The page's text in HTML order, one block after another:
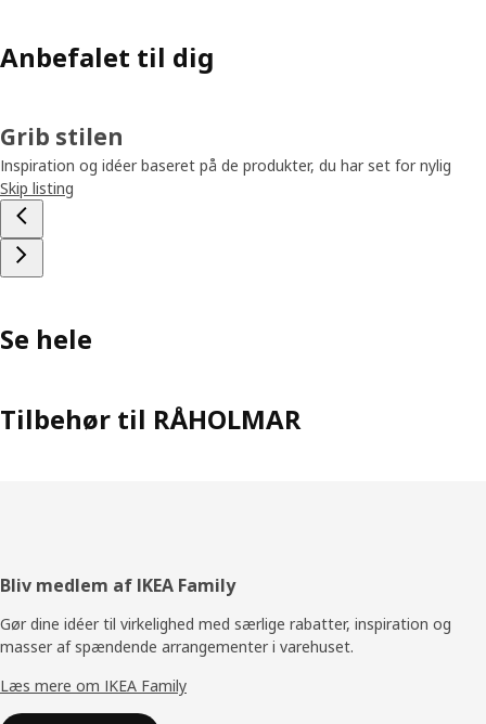
Anbefalet til dig
Grib stilen
Inspiration og idéer baseret på de produkter, du har set for nylig
Skip listing
Se hele
Tilbehør til RÅHOLMAR
Footer
Bliv medlem af IKEA Family
Gør dine idéer til virkelighed med særlige rabatter, inspiration og
masser af spændende arrangementer i varehuset.
Læs mere om IKEA Family